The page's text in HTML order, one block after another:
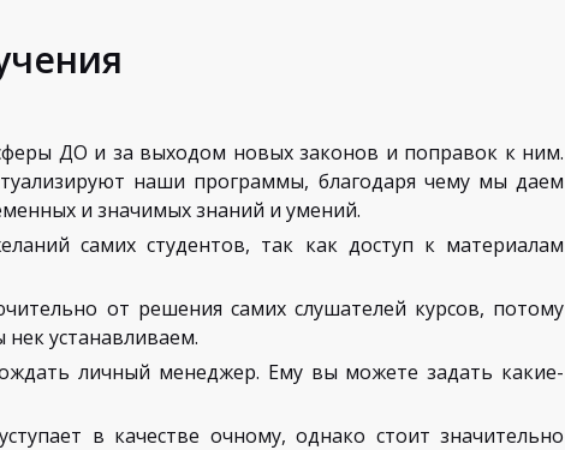
ДО и за выходом новых законов и поправок к ним.
наши программы, благодаря чему мы даем
и значимых знаний и умений.
самих студентов, так как доступ к материалам
от решения самих слушателей курсов, потому
устанавливаем.
личный менеджер. Ему вы можете задать какие-
в качестве очному, однако стоит значительно